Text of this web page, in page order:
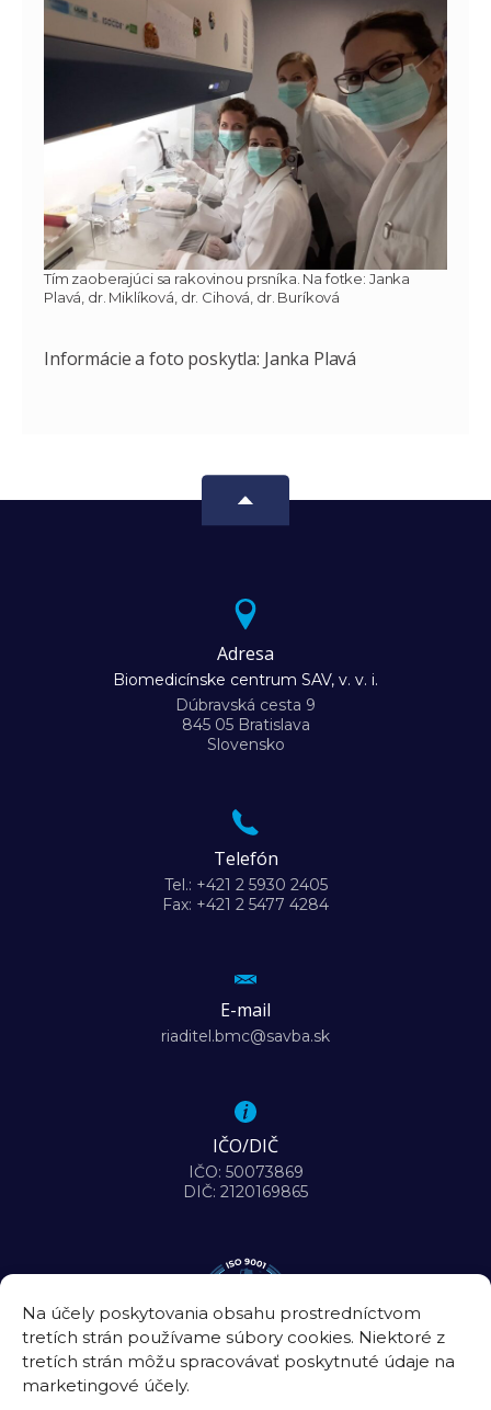
Na účely poskytovania obsahu prostredníctvom
tretích strán používame súbory cookies. Niektoré z
tretích strán môžu spracovávať poskytnuté údaje na
marketingové účely.
Tím zaoberajúci sa rakovinou prsníka. Na fotke: Janka
Plavá, dr. Miklíková, dr. Cihová, dr. Buríková
Informácie a foto poskytla: Janka Plavá
Adresa
Biomedicínske centrum SAV, v. v. i.
Dúbravská cesta 9
845 05 Bratislava
Slovensko
Telefón
Tel.: +421 2 5930 2405
Fax: +421 2 5477 4284
E-mail
riaditel.bmc@savba.sk
IČO/DIČ
IČO: 50073869
DIČ: 2120169865